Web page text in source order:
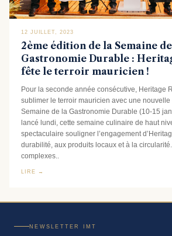
12 JUILLET, 2023
2ème édition de la Semaine
Gastronomie Durable :
fête le terroir mauricien !
Pour la seconde année consécutive, Heritage
sublimer le terroir mauricien avec une
Semaine de la Gastronomie Durable (10-15
lancé lundi, cette semaine culinaire de haut
spectaculaire souligner l’engagement
durabilité, aux produits locaux et à la
complexes..
LIRE →
NEWSLETTER IMT